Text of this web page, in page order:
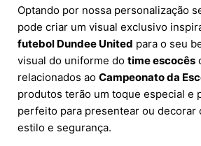
Optando por nossa personalização
pode criar um visual exclusivo
futebol Dundee United para o seu
visual do uniforme do time escocês
relacionados ao Campeonato da
produtos terão um toque especial e
perfeito para presentear ou decorar
estilo e segurança.